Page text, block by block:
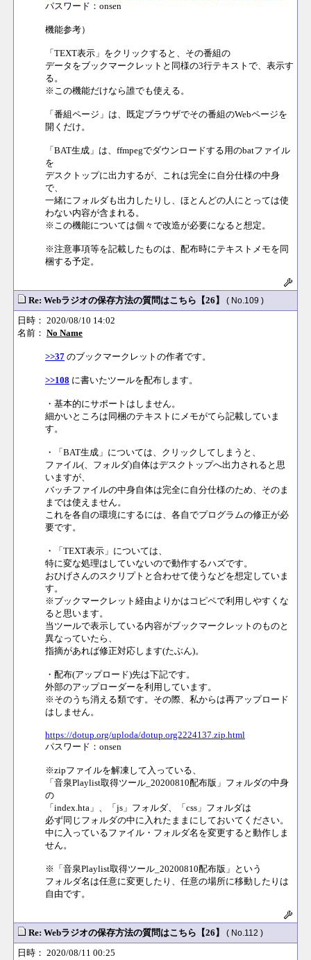
パスワード：onsen
機能参考）
「TEXT表示」をクリックすると、その番組の
データをブックマークレットと同様の3行テキストで、表示す
る。
※この機能だけなら誰でも使える。
「番組ページ」は、既定ブラウザでその番組のWebページを
開くだけ。
「BAT生成」は、ffmpegでダウンロードする用のbatファイル
を
デスクトップに出力するが、これは完全に自分仕様の中身
で、
一緒にフォルダも出力したりし、ほとんどの人にとっては使
わない内容が含まれる。
※この機能については個々で改造が必要になると想定。
※注意事項等を記載したものは、配布時にテキストメモを同
梱する予定。
Re: Webラジオの保存方法の質問はこちら【26】 ( No.109 )
日時： 2020/08/10 14:02
名前： No Name
>>37 のブックマークレットの作者です。
>>108 に書いたツールを配布します。
・基本的にサポートはしません。
細かいところは同梱のテキストにメモがてら記載していま
す。
・「BAT生成」については、クリックしてしまうと、
ファイル(、フォルダ)自体はデスクトップへ出力されると思
いますが、
バッチファイルの中身自体は完全に自分仕様のため、そのま
までは使えません。
これを各自の環境にするには、各自でプログラムの修正が必
要です。
・「TEXT表示」については、
特に変な処理はしていないので動作するハズです。
おひげさんのスクリプトと合わせて使うなどを想定していま
す。
※ブックマークレット経由よりかはコピペで利用しやすくな
ると思います。
当ツールで表示している内容がブックマークレットのものと
異なっていたら、
指摘があれば修正対応します(たぶん)。
・配布(アップロード)先は下記です。
外部のアップローダーを利用しています。
※そのうち消える類です。その際、私からは再アップロード
はしません。
https://dotup.org/uploda/dotup.org2224137.zip.html
パスワード：onsen
※zipファイルを解凍して入っている、
「音泉Playlist取得ツール_20200810配布版」フォルダの中身
の
「index.hta」、「js」フォルダ、「css」フォルダは
必ず同じフォルダの中に入れたままにしておいてください。
中に入っているファイル・フォルダ名を変更すると動作しま
せん。
※「音泉Playlist取得ツール_20200810配布版」という
フォルダ名は任意に変更したり、任意の場所に移動したりは
自由です。
Re: Webラジオの保存方法の質問はこちら【26】 ( No.112 )
日時： 2020/08/11 00:25